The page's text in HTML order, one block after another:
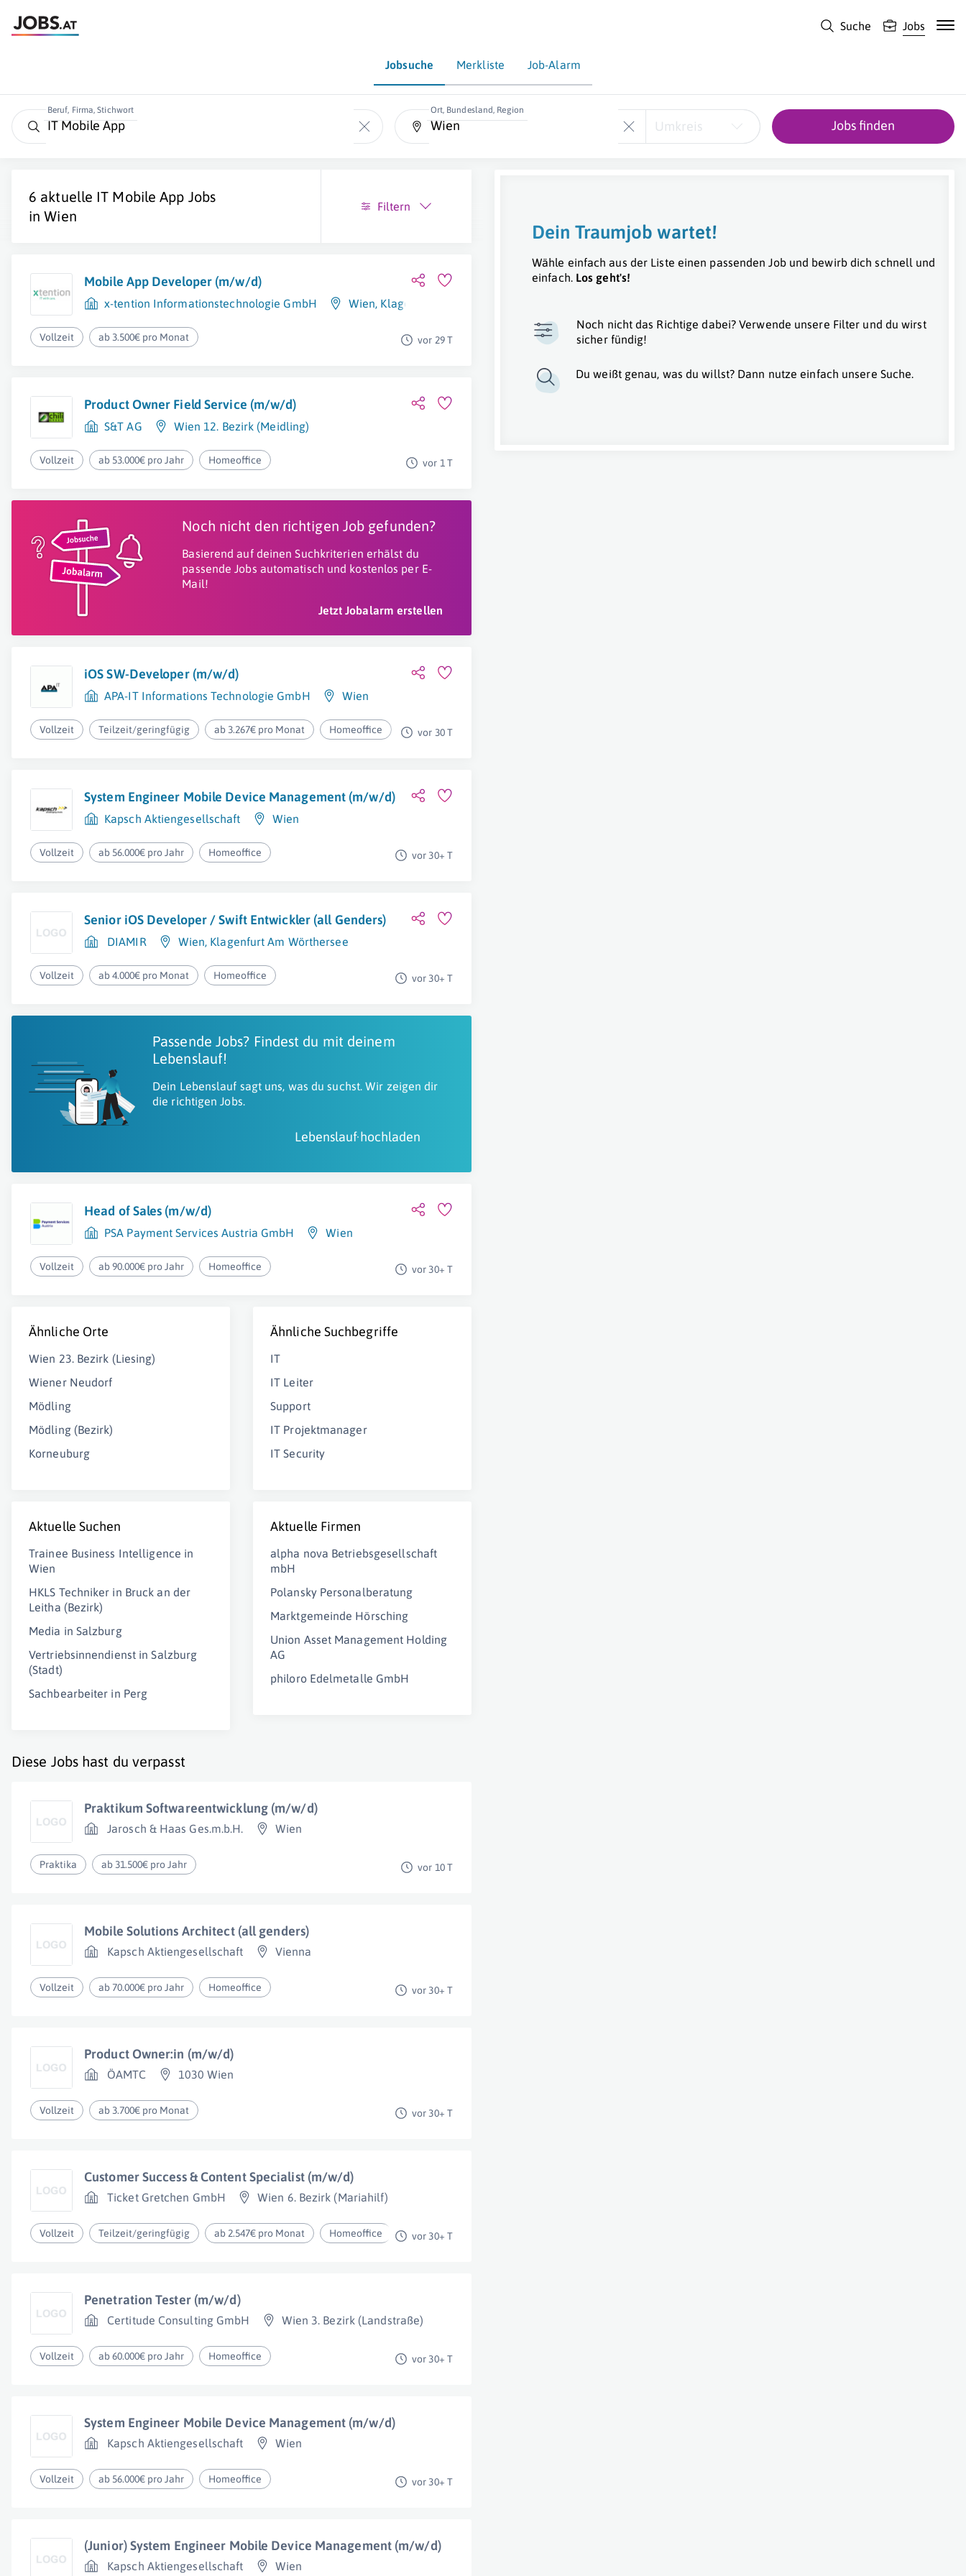
Suche Jobs
Jobsuche Merkliste Job-Alarm
Beruf, Firma, Stichwort Ort, Bundesland, Region
Umkreis Jobs finden
6 aktuelle IT Mobile App Jobs
inWien
Filtern
Mobile App Developer (m/w/d)
x-tention Informationstechnologie GmbH Wien, Klagenfurt Am Wörthersee
Vollzeit ab 3.500€ pro Monat vor 29 T
Product Owner Field Service (m/w/d)
S&T AG Wien 12. Bezirk (Meidling)
Vollzeit ab 53.000€ pro Jahr Homeoffice vor 1 T
Noch nicht den richtigen Job gefunden?
Basierend auf deinen Suchkriterien erhälst du
passende Jobs automatisch und kostenlos per E-
Mail!
Jetzt Jobalarm erstellen
iOS SW-Developer (m/w/d)
APA-IT Informations Technologie GmbH Wien
Vollzeit Teilzeit/geringfügig ab 3.267€ pro Monat Homeoffice vor 30 T
System Engineer Mobile Device Management (m/w/d)
Kapsch Aktiengesellschaft Wien
Vollzeit ab 56.000€ pro Jahr Homeoffice vor 30+ T
Senior iOS Developer / Swift Entwickler (all Genders)
DIAMIR Wien, Klagenfurt Am Wörthersee
Vollzeit ab 4.000€ pro Monat Homeoffice vor 30+ T
Passende Jobs? Findest du mit deinem
Lebenslauf!
Dein Lebenslauf sagt uns, was du suchst. Wir zeigen dir
die richtigen Jobs.
Lebenslauf hochladen
Head of Sales (m/w/d)
PSA Payment Services Austria GmbH Wien
Vollzeit ab 90.000€ pro Jahr Homeoffice vor 30+ T
Ähnliche Orte
Wien 23. Bezirk (Liesing)
Wiener Neudorf
Mödling
Mödling (Bezirk)
Korneuburg
Ähnliche Suchbegriffe
IT
IT Leiter
Support
IT Projektmanager
IT Security
Aktuelle Suchen
Trainee Business Intelligence in
Wien
HKLS Techniker in Bruck an der
Leitha (Bezirk)
Media in Salzburg
Vertriebsinnendienst in Salzburg
(Stadt)
Sachbearbeiter in Perg
Aktuelle Firmen
alpha nova Betriebsgesellschaft
mbH
Polansky Personalberatung
Marktgemeinde Hörsching
Union Asset Management Holding
AG
philoro Edelmetalle GmbH
Diese Jobs hast du verpasst
Praktikum Softwareentwicklung (m/w/d)
Jarosch & Haas Ges.m.b.H. Wien
Praktika ab 31.500€ pro Jahr vor 10 T
Mobile Solutions Architect (all genders)
Kapsch Aktiengesellschaft Vienna
Vollzeit ab 70.000€ pro Jahr Homeoffice vor 30+ T
Product Owner:in (m/w/d)
ÖAMTC 1030 Wien
Vollzeit ab 3.700€ pro Monat vor 30+ T
Customer Success & Content Specialist (m/w/d)
Ticket Gretchen GmbH Wien 6. Bezirk (Mariahilf)
Vollzeit Teilzeit/geringfügig ab 2.547€ pro Monat Homeoffice vor 30+ T
Penetration Tester (m/w/d)
Certitude Consulting GmbH Wien 3. Bezirk (Landstraße)
Vollzeit ab 60.000€ pro Jahr Homeoffice vor 30+ T
System Engineer Mobile Device Management (m/w/d)
Kapsch Aktiengesellschaft Wien
Vollzeit ab 56.000€ pro Jahr Homeoffice vor 30+ T
(Junior) System Engineer Mobile Device Management (m/w/d)
Kapsch Aktiengesellschaft Wien
Dein Traumjob wartet!
Wähle einfach aus der Liste einen passenden Job und bewirb dich schnell und
einfach. Los geht's!
Noch nicht das Richtige dabei? Verwende unsere Filter und du wirst
sicher fündig!
Du weißt genau, was du willst? Dann nutze einfach unsere Suche.